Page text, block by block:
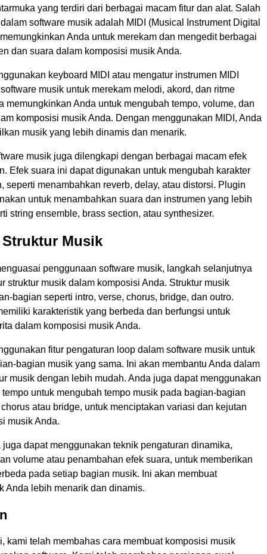
yang terdiri dari berbagai macam fitur dan alat. Salah
software musik adalah MIDI (Musical Instrument Digital
Anda untuk merekam dan mengedit berbagai
dan suara dalam komposisi musik Anda.
keyboard MIDI atau mengatur instrumen MIDI
musik untuk merekam melodi, akord, dan ritme
memungkinkan Anda untuk mengubah tempo, volume, dan
komposisi musik Anda. Dengan menggunakan MIDI, Anda
musik yang lebih dinamis dan menarik.
musik juga dilengkapi dengan berbagai macam efek
Efek suara ini dapat digunakan untuk mengubah karakter
seperti menambahkan reverb, delay, atau distorsi. Plugin
untuk menambahkan suara dan instrumen yang lebih
string ensemble, brass section, atau synthesizer.
Musik
penggunaan software musik, langkah selanjutnya
struktur musik dalam komposisi Anda. Struktur musik
bagian seperti intro, verse, chorus, bridge, dan outro.
karakteristik yang berbeda dan berfungsi untuk
dalam komposisi musik Anda.
fitur pengaturan loop dalam software musik untuk
bagian musik yang sama. Ini akan membantu Anda dalam
musik dengan lebih mudah. Anda juga dapat menggunakan
untuk mengubah tempo musik pada bagian-bagian
atau bridge, untuk menciptakan variasi dan kejutan
musik Anda.
dapat menggunakan teknik pengaturan dinamika,
volume atau penambahan efek suara, untuk memberikan
pada setiap bagian musik. Ini akan membuat
Anda lebih menarik dan dinamis.
kami telah membahas cara membuat komposisi musik